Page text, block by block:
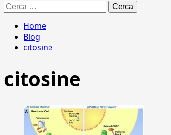
Ricerca
per:
Home
Blog
citosine
citosine